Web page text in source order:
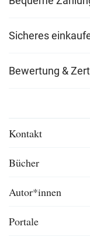
Sicheres
Bewertung &
Kontakt
Bücher
Autor*innen
Portale